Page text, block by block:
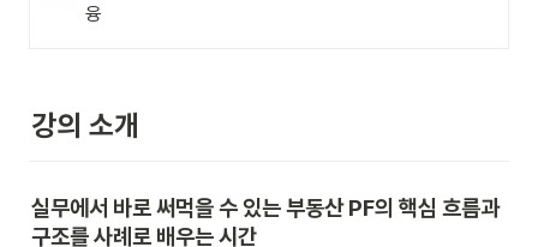
융
강의 소개
실무에서 바로 써먹을 수 있는 부동산 PF의 핵심 흐름과
구조를 사례로 배우는 시간